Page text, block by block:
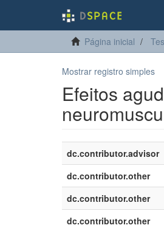
Página inicial
Mostrar registro simples
Efeitos
dc.contributor.advisor
dc.contributor.other
dc.contributor.other
dc.contributor.other